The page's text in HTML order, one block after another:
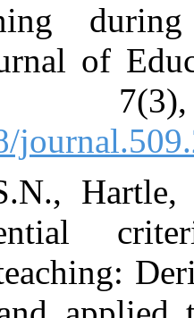
Online
COVID19.
[
3.
(2009).